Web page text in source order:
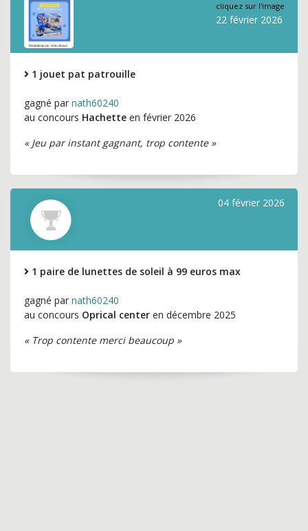
cliquez sur l'image
22 février 2026
1 jouet pat patrouille
gagné par nath60240
au concours Hachette en février 2026
« Jeu par instant gagnant, trop contente »
04 février 2026
1 paire de lunettes de soleil à 99 euros max
gagné par nath60240
au concours Oprical center en décembre 2025
« Trop contente merci beaucoup »